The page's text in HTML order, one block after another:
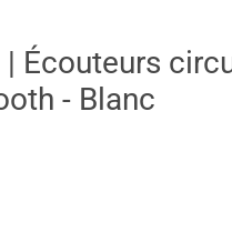
Écouteurs
- Blanc